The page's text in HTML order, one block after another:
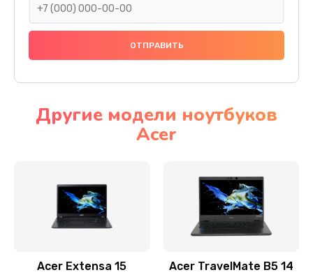
Ремонт подсветки
Настройка BIOS
Замена видеочипа
Заказать
Другие модели ноутбуков
Acer
Acer Extensa 15 Acer TravelMate B5 14